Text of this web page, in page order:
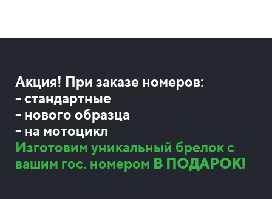
Акция! При заказе номеров:
- стандартные
- нового образца
- на мотоцикл
Изготовим уникальный брелок с
вашим гос. номером В ПОДАРОК!